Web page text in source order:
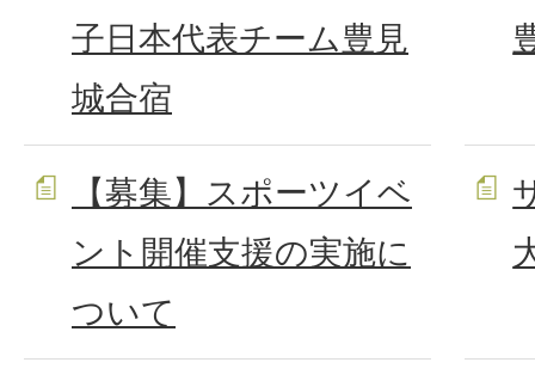
子日本代表チーム豊見
城合宿
【募集】スポーツイベ
ント開催支援の実施に
ついて